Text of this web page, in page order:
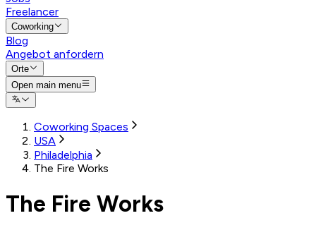
Freelancer
Coworking
Blog
Angebot anfordern
Orte
Open main menu
Coworking Spaces
USA
Philadelphia
The Fire Works
The Fire Works